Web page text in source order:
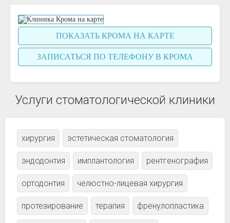
ПОКАЗАТЬ КРОМА НА КАРТЕ
ЗАПИСАТЬСЯ ПО ТЕЛЕФОНУ В КРОМА
Услуги стоматологической клиники
хирургия эстетическая стоматология
эндодонтия имплантология рентгенография
ортодонтия челюстно-лицевая хирургия
протезирование терапия френулопластика